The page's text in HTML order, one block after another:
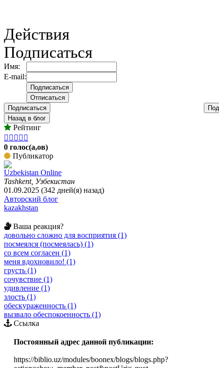
Действия
Подписаться
Имя:
E-mail:
Подписаться
Назад в блог
Рейтинг
    
0 голос(а,ов)
Публикатор
Uzbekistan Online
Tashkent, Узбекистан
01.09.2025 (342 дней(я) назад)
Авторский блог
kazakhstan
Ваша реакция?
довольно сложно для восприятия (1)
посмеялся (посмеялась) (1)
со всем согласен (1)
меня вдохновило! (1)
грусть (1)
сочувствие (1)
удивление (1)
злость (1)
обескураженность (1)
вызвало обеспокоенность (1)
Ссылка
Постоянный адрес данной публикации:
https://biblio.uz/modules/boonex/blogs/blogs.php?